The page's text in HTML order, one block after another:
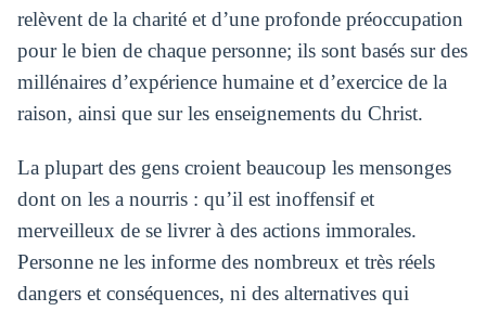
relèvent de la charité et d’une profonde préoccupation
pour le bien de chaque personne; ils sont basés sur des
millénaires d’expérience humaine et d’exercice de la
raison, ainsi que sur les enseignements du Christ.
La plupart des gens croient beaucoup les mensonges
dont on les a nourris : qu’il est inoffensif et
merveilleux de se livrer à des actions immorales.
Personne ne les informe des nombreux et très réels
dangers et conséquences, ni des alternatives qui